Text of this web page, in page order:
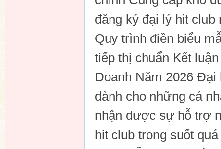
đăng ký đại lý hit club
Quy trình điền biểu
tiếp thị chuẩn Kết
Doanh Năm 2026
dành cho những cá
nhận được sự hỗ trợ
hit club trong suốt